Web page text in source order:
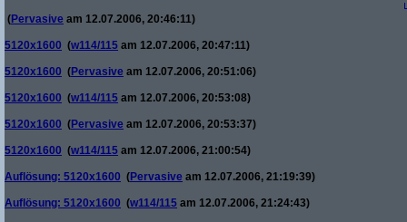
(Pervasive am 12.07.2006, 20:46:11)
5120x1600 (w114/115 am 12.07.2006, 20:47:11)
5120x1600 (Pervasive am 12.07.2006, 20:51:06)
5120x1600 (w114/115 am 12.07.2006, 20:53:08)
5120x1600 (Pervasive am 12.07.2006, 20:53:37)
5120x1600 (w114/115 am 12.07.2006, 21:00:54)
Auflösung: 5120x1600 (Pervasive am 12.07.2006, 21:19:39)
Auflösung: 5120x1600 (w114/115 am 12.07.2006, 21:24:43)